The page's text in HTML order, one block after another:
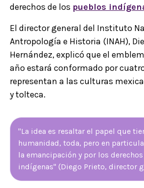
derechos de los pueblos
El director general del Instituto
Antropología e Historia (INAH),
Hernández, explicó que el
año estará conformado por
representan a las culturas
y tolteca.
"La idea es resaltar el papel que
humanidad, toda, pero en
la emancipación y por los
indígenas" (Diego Prieto, director